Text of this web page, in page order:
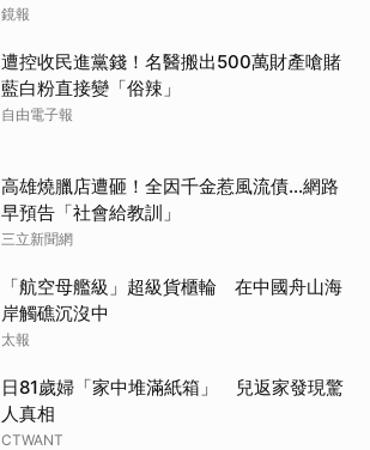
鏡報
遭控收民進黨錢！名醫搬出500萬財產嗆賭
藍白粉直接變「俗辣」
自由電子報
高雄燒臘店遭砸！全因千金惹風流債…網路
早預告「社會給教訓」
三立新聞網
「航空母艦級」超級貨櫃輪 在中國舟山海
岸觸礁沉沒中
太報
日81歲婦「家中堆滿紙箱」 兒返家發現驚
人真相
CTWANT